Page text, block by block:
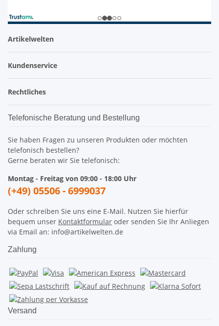
Artikelwelten
Kundenservice
Rechtliches
Telefonische Beratung und Bestellung
Sie haben Fragen zu unseren Produkten oder möchten
telefonisch bestellen?
Gerne beraten wir Sie telefonisch:
Montag - Freitag von 09:00 - 18:00 Uhr
(+49) 05506 - 6999037
Oder schreiben Sie uns eine E-Mail. Nutzen Sie hierfür
bequem unser Kontaktformular oder senden Sie Ihr Anliegen
via Email an: info@artikelwelten.de
Zahlung
Versand